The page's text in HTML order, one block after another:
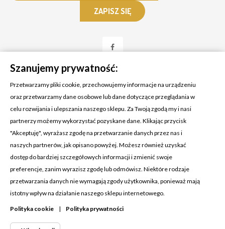
KONTAKT Z NAMI
Adres:
Cosmetic4car
Budzisz 73A
39-200 Dębica
Dominik:
Klaudia: +48 730634730
Szanujemy prywatność:
Przetwarzamy pliki cookie, przechowujemy informacje na urządzeniu
oraz przetwarzamy dane osobowe lub dane dotyczące przeglądania w
celu rozwijania i ulepszania naszego sklepu. Za Twoją zgodą my i nasi
partnerzy możemy wykorzystać pozyskane dane. Klikając przycisk
"Akceptuję", wyrażasz zgodę na przetwarzanie danych przez nas i
naszych partnerów, jak opisano powyżej. Możesz również uzyskać
dostęp do bardziej szczegółowych informacji i zmienić swoje
preferencje, zanim wyrazisz zgodę lub odmówisz. Niektóre rodzaje
przetwarzania danych nie wymagają zgody użytkownika, ponieważ mają
istotny wpływ na działanie naszego sklepu internetowego.
Polityka cookie | Polityka prywatności